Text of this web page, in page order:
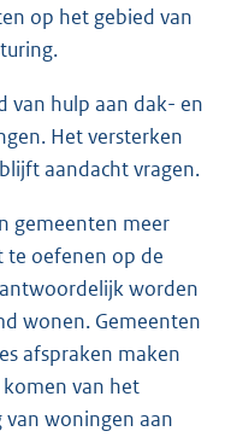
op het gebied van
van hulp aan dak- en
Het versterken
aandacht vragen.
gemeenten meer
oefenen op de
worden
wonen. Gemeenten
afspraken maken
van het
woningen aan